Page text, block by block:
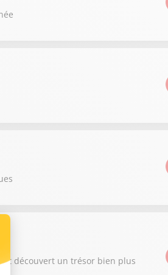
découvert un trésor bien plus